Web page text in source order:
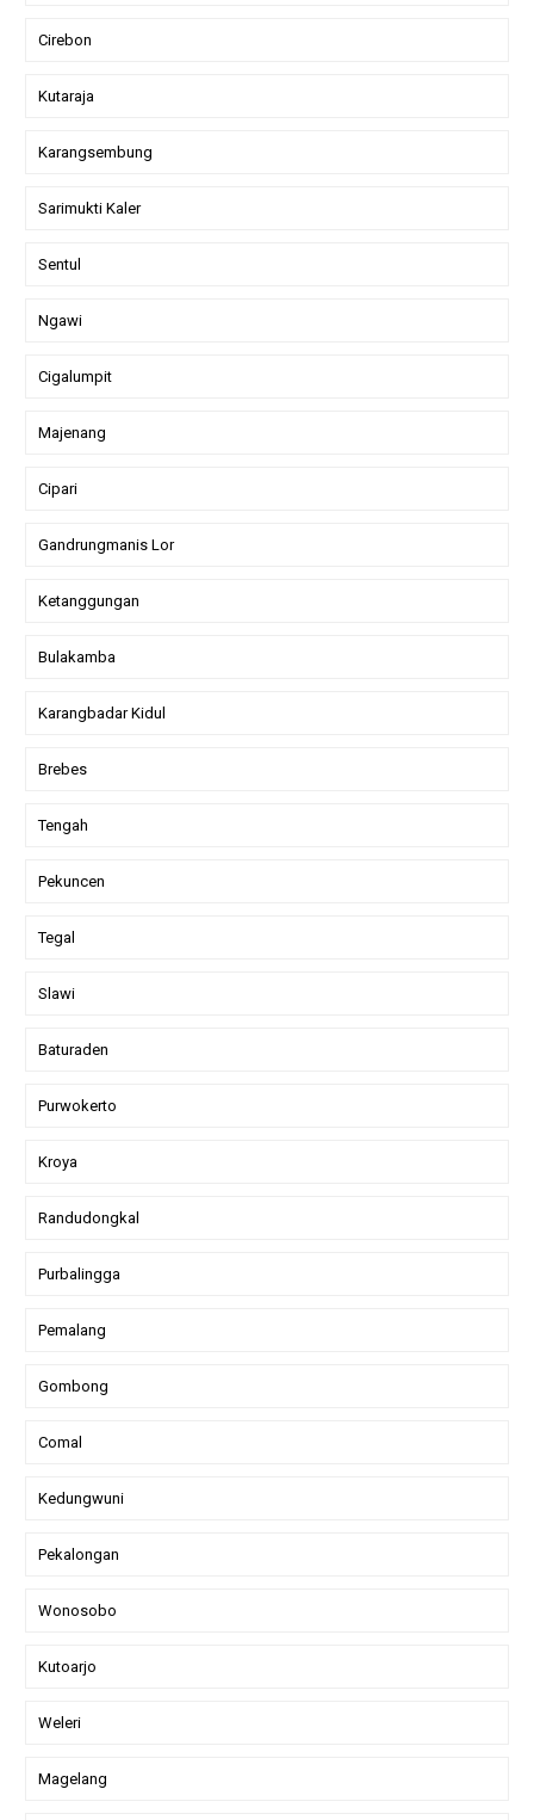
Cirebon
Kutaraja
Karangsembung
Sarimukti Kaler
Sentul
Ngawi
Cigalumpit
Majenang
Cipari
Gandrungmanis Lor
Ketanggungan
Bulakamba
Karangbadar Kidul
Brebes
Tengah
Pekuncen
Tegal
Slawi
Baturaden
Purwokerto
Kroya
Randudongkal
Purbalingga
Pemalang
Gombong
Comal
Kedungwuni
Pekalongan
Wonosobo
Kutoarjo
Weleri
Magelang